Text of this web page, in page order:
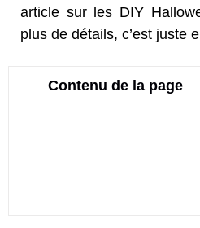
article sur les DIY
plus de détails, c’est juste
Contenu de la page